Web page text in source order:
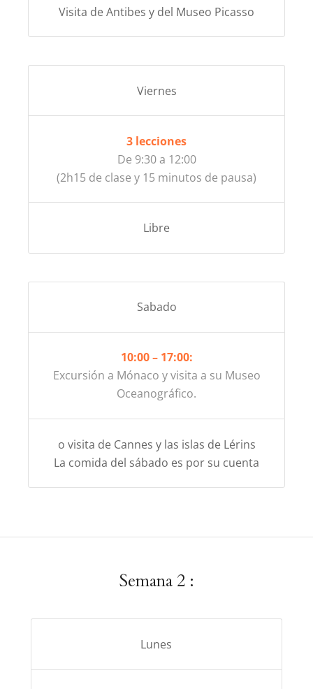
Visita de Antibes y del Museo Picasso
Viernes
3 lecciones
De 9:30 a 12:00
(2h15 de clase y 15 minutos de pausa)
Libre
Sabado
10:00 – 17:00:
Excursión a Mónaco y visita a su Museo
Oceanográfico.
o visita de Cannes y las islas de Lérins
La comida del sábado es por su cuenta
Semana 2 :
Lunes